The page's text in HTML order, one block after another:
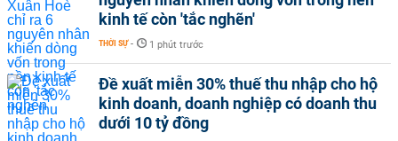
kinh tế còn 'tắc nghẽn'
THỜI SỰ - 1 phút trước
Đề xuất miễn 30% thuế thu nhập cho hộ
kinh doanh, doanh nghiệp có doanh thu
dưới 10 tỷ đồng